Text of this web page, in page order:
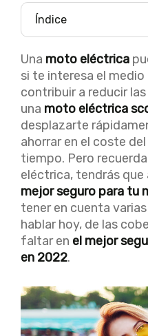
Índice
Una moto eléctrica
si te interesa el
contribuir a reducir
una moto eléctrica
desplazarte
ahorrar en el coste
tiempo. Pero
eléctrica, tendrás que
mejor seguro para tu
tener en cuenta
hablar hoy, de las
faltar en el mejor
en 2022.